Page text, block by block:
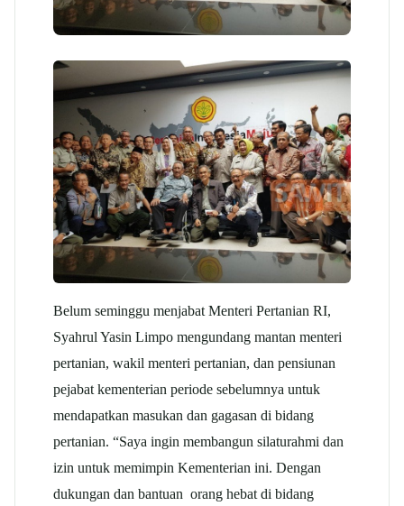
Belum seminggu menjabat Menteri Pertanian RI,
Syahrul Yasin Limpo mengundang mantan menteri
pertanian, wakil menteri pertanian, dan pensiunan
pejabat kementerian periode sebelumnya untuk
mendapatkan masukan dan gagasan di bidang
pertanian. “Saya ingin membangun silaturahmi dan
izin untuk memimpin Kementerian ini. Dengan
dukungan dan bantuan orang hebat di bidang